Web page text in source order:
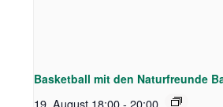
Basketball mit den Naturfreunde